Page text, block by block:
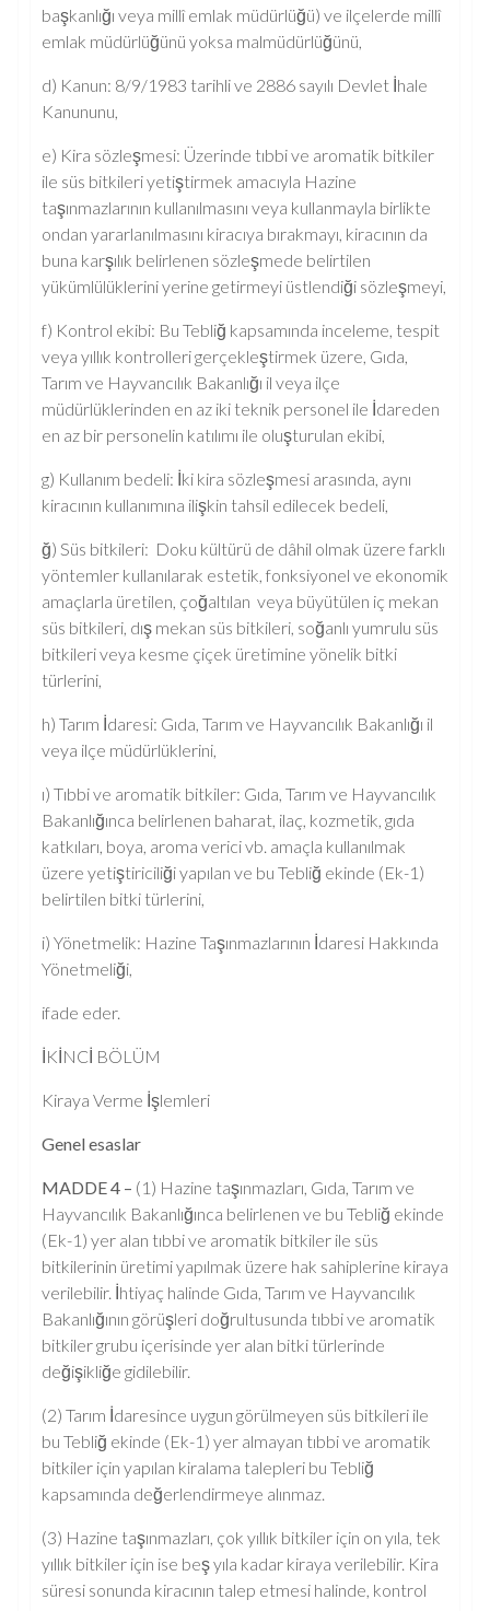
başkanlığı veya millî emlak müdürlüğü) ve ilçelerde millî
emlak müdürlüğünü yoksa malmüdürlüğünü,
d) Kanun: 8/9/1983 tarihli ve 2886 sayılı Devlet İhale
Kanununu,
e) Kira sözleşmesi: Üzerinde tıbbi ve aromatik bitkiler
ile süs bitkileri yetiştirmek amacıyla Hazine
taşınmazlarının kullanılmasını veya kullanmayla birlikte
ondan yararlanılmasını kiracıya bırakmayı, kiracının da
buna karşılık belirlenen sözleşmede belirtilen
yükümlülüklerini yerine getirmeyi üstlendiği sözleşmeyi,
f) Kontrol ekibi: Bu Tebliğ kapsamında inceleme, tespit
veya yıllık kontrolleri gerçekleştirmek üzere, Gıda,
Tarım ve Hayvancılık Bakanlığı il veya ilçe
müdürlüklerinden en az iki teknik personel ile İdareden
en az bir personelin katılımı ile oluşturulan ekibi,
g) Kullanım bedeli: İki kira sözleşmesi arasında, aynı
kiracının kullanımına ilişkin tahsil edilecek bedeli,
ğ) Süs bitkileri: Doku kültürü de dâhil olmak üzere farklı
yöntemler kullanılarak estetik, fonksiyonel ve ekonomik
amaçlarla üretilen, çoğaltılan veya büyütülen iç mekan
süs bitkileri, dış mekan süs bitkileri, soğanlı yumrulu süs
bitkileri veya kesme çiçek üretimine yönelik bitki
türlerini,
h) Tarım İdaresi: Gıda, Tarım ve Hayvancılık Bakanlığı il
veya ilçe müdürlüklerini,
ı) Tıbbi ve aromatik bitkiler: Gıda, Tarım ve Hayvancılık
Bakanlığınca belirlenen baharat, ilaç, kozmetik, gıda
katkıları, boya, aroma verici vb. amaçla kullanılmak
üzere yetiştiriciliği yapılan ve bu Tebliğ ekinde (Ek-1)
belirtilen bitki türlerini,
i) Yönetmelik: Hazine Taşınmazlarının İdaresi Hakkında
Yönetmeliği,
ifade eder.
İKİNCİ BÖLÜM
Kiraya Verme İşlemleri
Genel esaslar
MADDE 4 – (1) Hazine taşınmazları, Gıda, Tarım ve
Hayvancılık Bakanlığınca belirlenen ve bu Tebliğ ekinde
(Ek-1) yer alan tıbbi ve aromatik bitkiler ile süs
bitkilerinin üretimi yapılmak üzere hak sahiplerine kiraya
verilebilir. İhtiyaç halinde Gıda, Tarım ve Hayvancılık
Bakanlığının görüşleri doğrultusunda tıbbi ve aromatik
bitkiler grubu içerisinde yer alan bitki türlerinde
değişikliğe gidilebilir.
(2) Tarım İdaresince uygun görülmeyen süs bitkileri ile
bu Tebliğ ekinde (Ek-1) yer almayan tıbbi ve aromatik
bitkiler için yapılan kiralama talepleri bu Tebliğ
kapsamında değerlendirmeye alınmaz.
(3) Hazine taşınmazları, çok yıllık bitkiler için on yıla, tek
yıllık bitkiler için ise beş yıla kadar kiraya verilebilir. Kira
süresi sonunda kiracının talep etmesi halinde, kontrol